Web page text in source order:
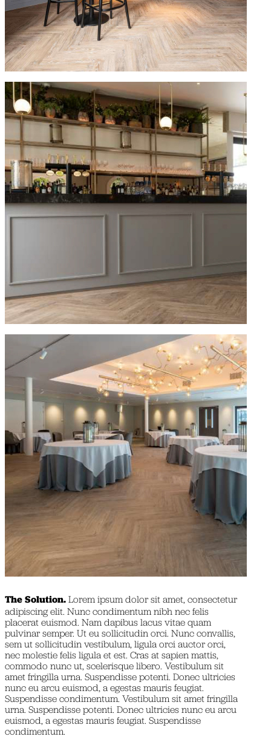
The Solution. Lorem ipsum dolor sit amet, consectetur
adipiscing elit. Nunc condimentum nibh nec felis
placerat euismod. Nam dapibus lacus vitae quam
pulvinar semper. Ut eu sollicitudin orci. Nunc convallis,
sem ut sollicitudin vestibulum, ligula orci auctor orci,
nec molestie felis ligula et est. Cras at sapien mattis,
commodo nunc ut, scelerisque libero. Vestibulum sit
amet fringilla urna. Suspendisse potenti. Donec ultricies
nunc eu arcu euismod, a egestas mauris feugiat.
Suspendisse condimentum. Vestibulum sit amet fringilla
urna. Suspendisse potenti. Donec ultricies nunc eu arcu
euismod, a egestas mauris feugiat. Suspendisse
condimentum.